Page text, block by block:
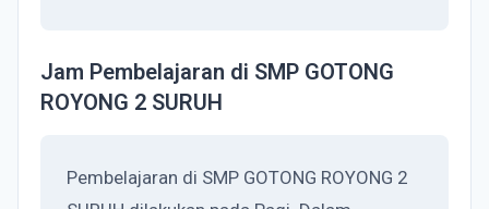
Jam Pembelajaran di SMP GOTONG
ROYONG 2 SURUH
Pembelajaran di SMP GOTONG ROYONG 2